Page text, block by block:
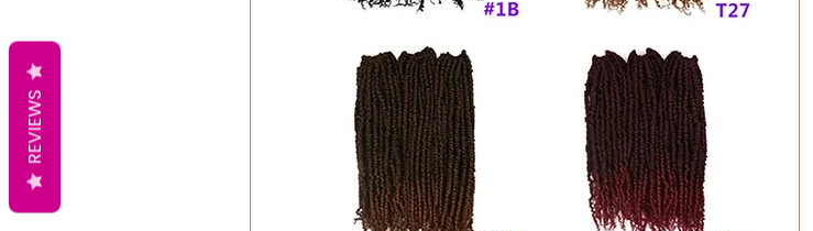
REVIEWS